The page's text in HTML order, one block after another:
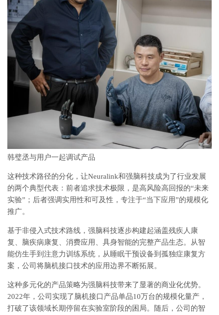
韩璧丞与用户一起调试产品
这种技术路径的分化，让Neuralink和强脑科技成为了行业发展
的两个典型代表：前者追求技术极限，是高风险高回报的“未来
实验”；后者强调实用性和可及性，专注于“当下应用”的规模化
推广。
基于非侵入式技术路线，强脑科技逐步构建起涵盖残疾人康
复、脑疾病康复、消费应用、具身智能的完整产品生态。从智
能仿生手到注意力训练系统，从睡眠干预设备到孤独症康复方
案，公司将脑机接口技术的应用边界不断拓展。
这种多元化的产品策略为强脑科技带来了显著的商业化优势。
2022年，公司实现了脑机接口产品单品10万台的规模化量产，
打破了该领域长期停留在实验室阶段的困局。随后，公司的智